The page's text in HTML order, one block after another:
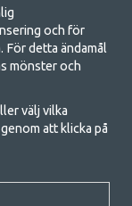
camping
att samla familjen
du tillhör hittar du
på familjetält,
och friluftsliv. Vårt
och för
För detta ändamål
mönster och
välj vilka
att klicka på